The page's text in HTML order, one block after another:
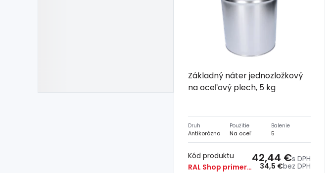
Základný náter jednozložkový
na oceľový plech, 5 kg
Druh
Antikorózna
Použitie
Na oceľ
Balenie
5
Kód produktu
RAL Shop primer/5
34,5 €bez DPH
42,44 €s DPH